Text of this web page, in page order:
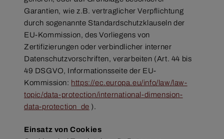
Garantien, wie z.B. vertraglicher Verpflichtung
durch sogenannte Standardschutzklauseln der
EU-Kommission, des Vorliegens von
Zertifizierungen oder verbindlicher interner
Datenschutzvorschriften, verarbeiten (Art. 44 bis
49 DSGVO, Informationsseite der EU-
Kommission: https://ec.europa.eu/info/law/law-
topic/data-protection/international-dimension-
data-protection_de ).
Einsatz von Cookies